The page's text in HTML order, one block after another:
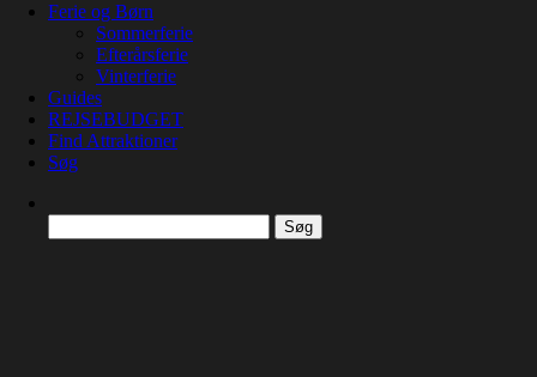
Ferie og Børn
Sommerferie
Efterårsferie
Vinterferie
Guides
REJSEBUDGET
Find Attraktioner
Søg
efter: